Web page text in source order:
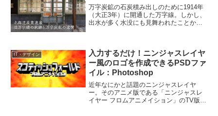
万字炭鉱の石炭積み出しのために1914年
（大正3年）に開通した万字線。しかし、
出水が多く水没にも見舞われたことか
駅跡が残...
IT・デザイン
入力するだけ！ニンジャスレイヤ
ー風のロゴを作成できるPSDファ
イル：Photoshop
近年なにかと話題のニンジャスレイヤ
ー。そのアニメ版である「ニンジャスレ
イヤー フロムアニメイション」のTV版が